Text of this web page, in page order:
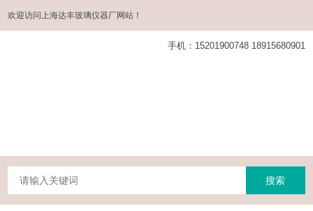
欢迎访问上海达丰玻璃仪器厂网站！
手机：15201900748 18915680901